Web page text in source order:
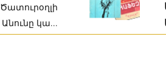
Ծատուրօղլի
Անունը կա...